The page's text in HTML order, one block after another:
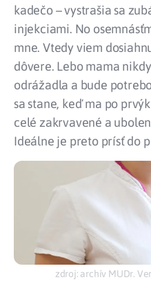
kadečo – vystrašia sa
injekciami. No
mne. Vtedy viem
dôvere. Lebo mama
odrážadla a bude
sa stane, keď ma po
celé zakrvavené a
Ideálne je preto prísť do
zdroj: archív MUDr.